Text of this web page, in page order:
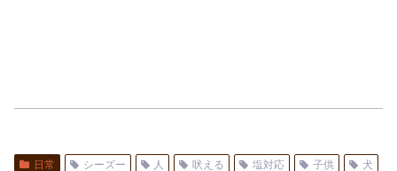
日常 シーズー 人 吠える 塩対応 子供 犬